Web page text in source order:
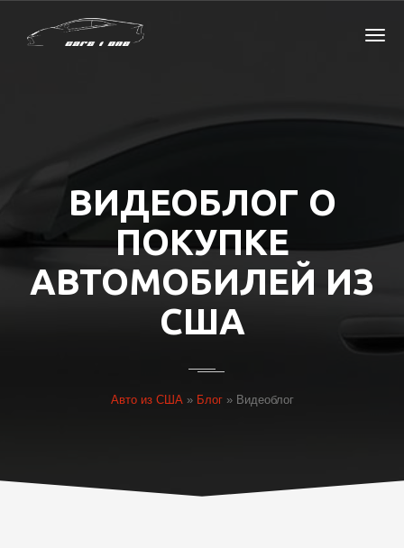
ВИДЕОБЛОГ О
ПОКУПКЕ
АВТОМОБИЛЕЙ ИЗ
США
Авто из США» Блог» Видеоблог